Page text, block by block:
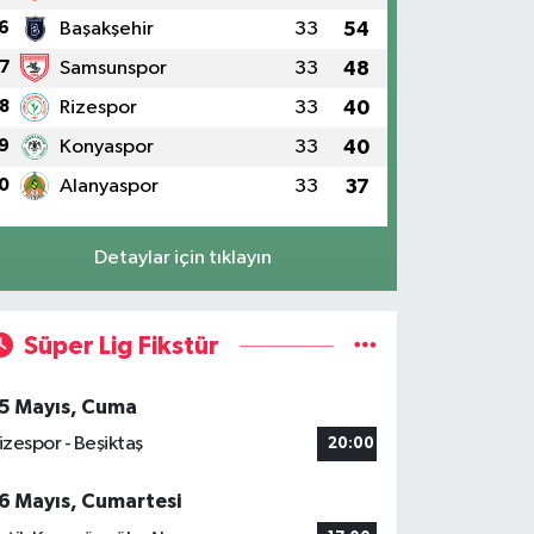
6 Başakşehir 33 54
7 Samsunspor 33 48
8 Rizespor 33 40
9 Konyaspor 33 40
Alanyaspor 33 37
Detaylar için tıklayın
Süper Lig Fikstür
Mayıs, Cuma
- Beşiktaş
20:00
Mayıs, Cumartesi